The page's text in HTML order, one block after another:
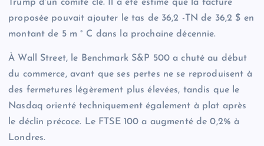
Trump d'un comité clé. Il a été estimé que la facture
proposée pouvait ajouter le tas de 36,2 -TN de 36,2 $ en
montant de 5 m ° C dans la prochaine décennie.
À Wall Street, le Benchmark S&P 500 a chuté au début
du commerce, avant que ses pertes ne se reproduisent à
des fermetures légèrement plus élevées, tandis que le
Nasdaq orienté techniquement également à plat après
le déclin précoce. Le FTSE 100 a augmenté de 0,2% à
Londres.